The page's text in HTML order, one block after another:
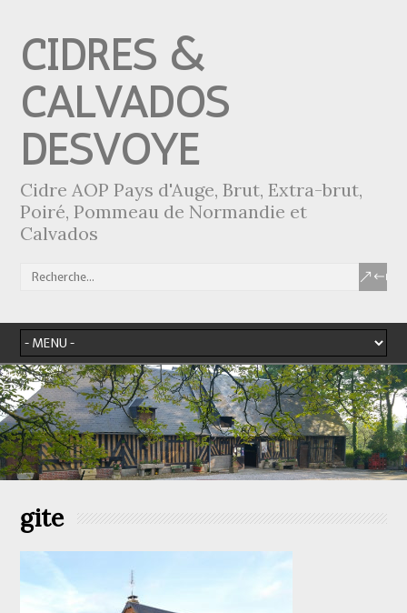
CIDRES &
CALVADOS
DESVOYE
Cidre AOP Pays d'Auge, Brut, Extra-brut,
Poiré, Pommeau de Normandie et
Calvados
gite